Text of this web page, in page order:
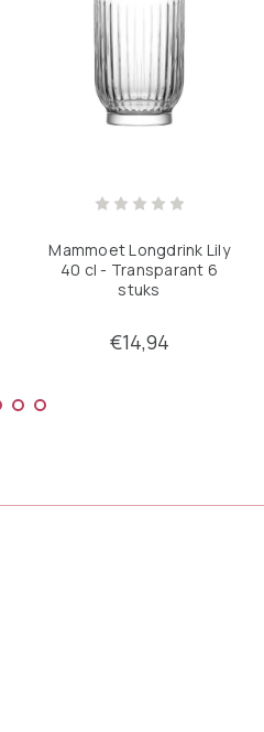
Mammoet Longdrink Lily
40 cl - Transparant 6
stuks
€14,94